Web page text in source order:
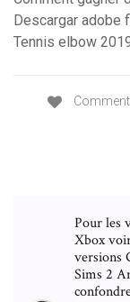
Descargar adobe
Tennis elbow
Pour les
Xbox
versions
Sims 2